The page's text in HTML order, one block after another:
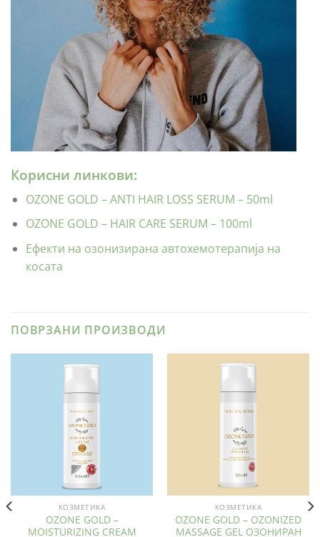
Корисни линкови:
OZONE GOLD – ANTI HAIR LOSS SERUM – 50ml
OZONE GOLD – HAIR CARE SERUM – 100ml
Ефекти на озонизирана автохемотерапија на
косата
ПОВРЗАНИ ПРОИЗВОДИ
КОЗМЕТИКА
OZONE GOLD –
MOISTURIZING CREAM
КОЗМЕТИКА
OZONE GOLD – OZONIZED
MASSAGE GEL ОЗОНИРАН